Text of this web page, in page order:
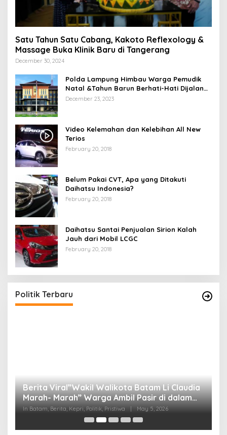
Satu Tahun Satu Cabang, Kakoto Reflexology &
Massage Buka Klinik Baru di Tangerang
December 30, 2024
Polda Lampung Himbau Warga Pemudik
Natal &Tahun Barun Berhati-Hati Dijalan
Saat Melintas di -Titik Rawan Kecelakaan
December 23, 2023
Video Kelemahan dan Kelebihan All New
Terios
February 20, 2018
Belum Pakai CVT, Apa yang Ditakuti
Daihatsu Indonesia?
February 20, 2018
Daihatsu Santai Penjualan Sirion Kalah
Jauh dari Mobil LCGC
February 20, 2018
Politik Terbaru
Berita Viral”Wakil Walikota Batam Li Claudia
Marah- Marah” Warga Ambil Pasir di dalam
Parit, Dinilai Rusak Harkat Martabat dan Lukai
Perasaan Warga
In Batam, Berita, Kepri, Politik, Pristiwa May 5, 2026